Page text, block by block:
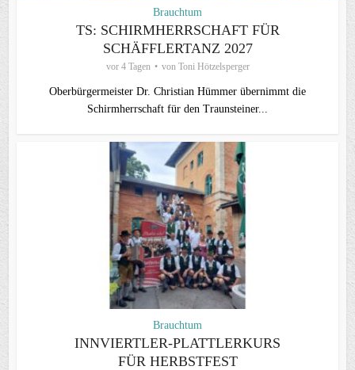
Brauchtum
TS: SCHIRMHERRSCHAFT FÜR
SCHÄFFLERTANZ 2027
vor 4 Tagen von Toni Hötzelsperger
Oberbürgermeister Dr. Christian Hümmer übernimmt die
Schirmherrschaft für den Traunsteiner...
Brauchtum
INNVIERTLER-PLATTLERKURS
FÜR HERBSTFEST